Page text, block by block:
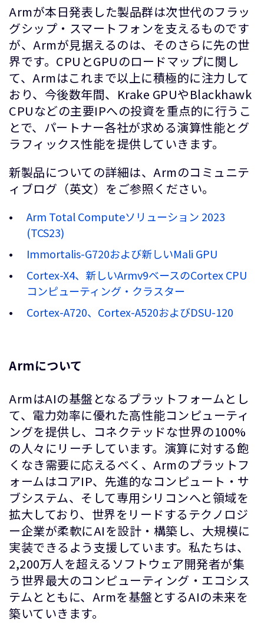
Armが本日発表した製品群は次世代のフラッ
グシップ・スマートフォンを支えるものです
が、Armが見据えるのは、そのさらに先の世
界です。CPUとGPUのロードマップに関し
て、Armはこれまで以上に積極的に注力して
おり、今後数年間、Krake GPUやBlackhawk
CPUなどの主要IPへの投資を重点的に行うこ
とで、パートナー各社が求める演算性能とグ
ラフィックス性能を提供していきます。
新製品についての詳細は、Armのコミュニテ
ィブログ（英文）をご参照ください。
Arm Total Computeソリューション 2023
(TCS23)
Immortalis-G720および新しいMali GPU
Cortex-X4、新しいArmv9ベースのCortex CPU
コンピューティング・クラスター
Cortex-A720、Cortex-A520およびDSU-120
Armについて
ArmはAIの基盤となるプラットフォームとし
て、電力効率に優れた高性能コンピューティ
ングを提供し、コネクテッドな世界の100%
の人々にリーチしています。演算に対する飽
くなき需要に応えるべく、Armのプラットフ
ォームはコアIP、先進的なコンピュート・サ
ブシステム、そして専用シリコンへと領域を
拡大しており、世界をリードするテクノロジ
ー企業が柔軟にAIを設計・構築し、大規模に
実装できるよう支援しています。私たちは、
2,200万人を超えるソフトウェア開発者が集
う世界最大のコンピューティング・エコシス
テムとともに、Armを基盤とするAIの未来を
築いていきます。